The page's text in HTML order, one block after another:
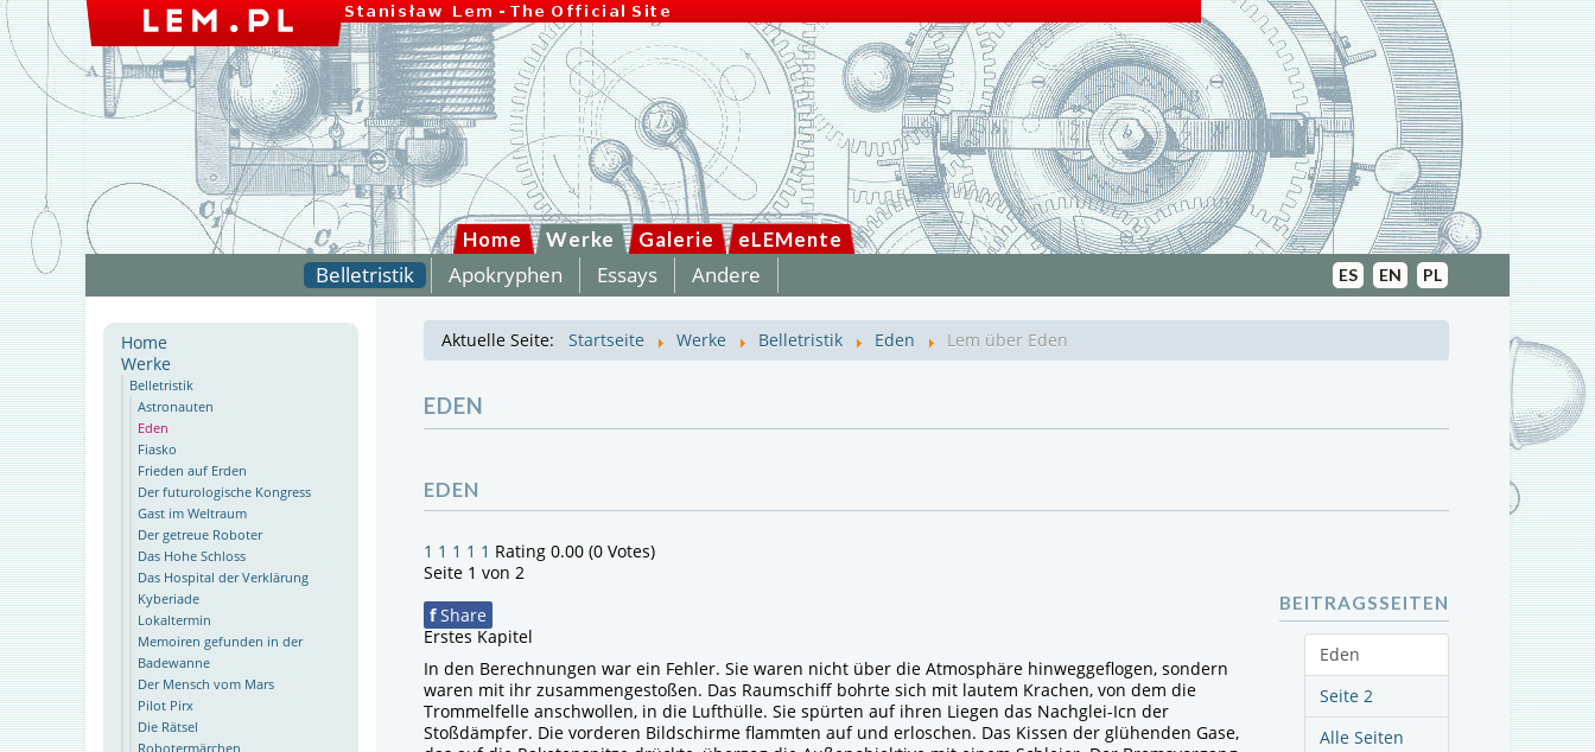
Home Werke Galerie eLEMente
Belletristik Apokryphen Essays Andere PL
EN
ES
Home
Werke
Belletristik
Astronauten
Eden
Fiasko
Frieden auf Erden
Der futurologische Kongress
Gast im Weltraum
Der getreue Roboter
Das Hohe Schloss
Das Hospital der Verklärung
Kyberiade
Lokaltermin
Memoiren gefunden in der
Badewanne
Der Mensch vom Mars
Pilot Pirx
Die Rätsel
Robotermärchen
Aktuelle Seite: Startseite Werke Belletristik Eden Lem über Eden
EDEN
EDEN
1 1 1 1 1 Rating 0.00 (0 Votes)
BEITRAGSSEITEN
Eden
Seite 2
Alle Seiten
Seite 1 von 2
f Share
Erstes Kapitel
In den Berechnungen war ein Fehler. Sie waren nicht über die Atmosphäre hinweggeflogen, sondern
waren mit ihr zusammengestoßen. Das Raumschiff bohrte sich mit lautem Krachen, von dem die
Trommelfelle anschwollen, in die Lufthülle. Sie spürten auf ihren Liegen das Nachglei-Icn der
Stoßdämpfer. Die vorderen Bildschirme flammten auf und erloschen. Das Kissen der glühenden Gase,